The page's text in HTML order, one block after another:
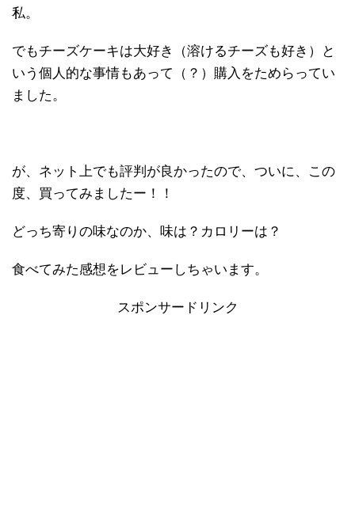
私。
でもチーズケーキは大好き（溶けるチーズも好き）と
いう個人的な事情もあって（？）購入をためらってい
ました。
が、ネット上でも評判が良かったので、ついに、この
度、買ってみましたー！！
どっち寄りの味なのか、味は？カロリーは？
食べてみた感想をレビューしちゃいます。
スポンサードリンク